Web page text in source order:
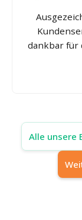
dankbar für
Alle unsere